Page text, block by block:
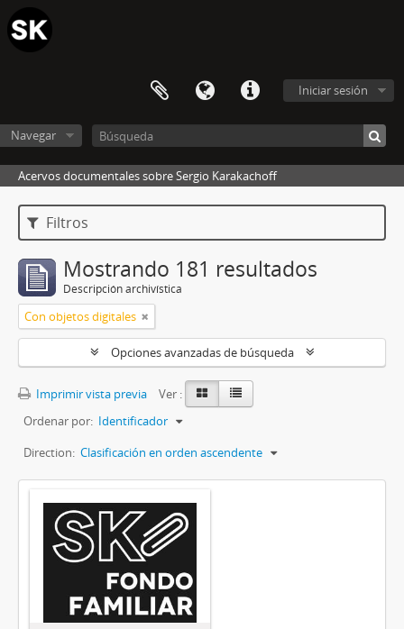
Iniciar sesión
Navegar
Acervos documentales sobre Sergio Karakachoff
Filtros
Mostrando 181 resultados
Descripción archivística
Con objetos digitales
Opciones avanzadas de búsqueda
Imprimir vista previa
Ver :
Ordenar por: Identificador
Direction: Clasificación en orden ascendente